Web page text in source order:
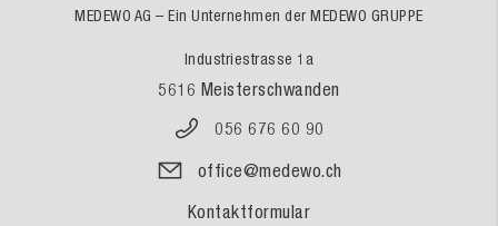
MEDEWO AG – Ein Unternehmen der MEDEWO GRUPPE
Industriestrasse 1a
5616 Meisterschwanden
056 676 60 90
office@medewo.ch
Kontaktformular